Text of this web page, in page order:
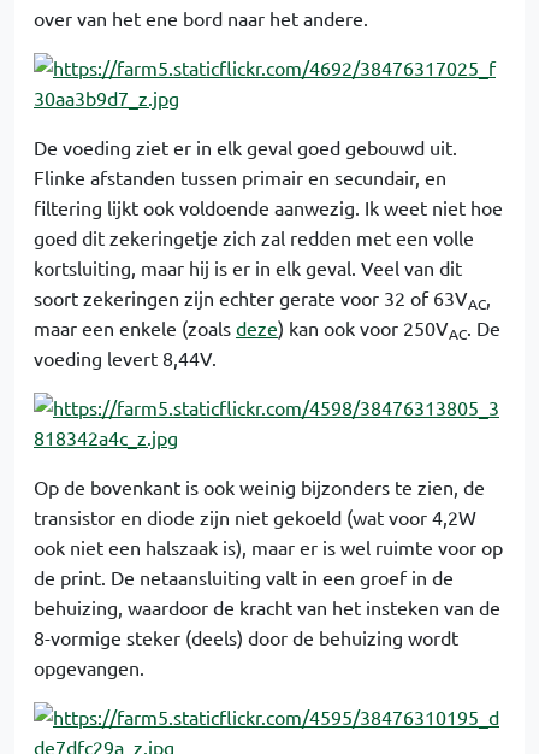
over van het ene bord naar het andere.
De voeding ziet er in elk geval goed gebouwd uit.
Flinke afstanden tussen primair en secundair, en
filtering lijkt ook voldoende aanwezig. Ik weet niet hoe
goed dit zekeringetje zich zal redden met een volle
kortsluiting, maar hij is er in elk geval. Veel van dit
soort zekeringen zijn echter gerate voor 32 of 63VAC,
maar een enkele (zoals deze) kan ook voor 250VAC. De
voeding levert 8,44V.
Op de bovenkant is ook weinig bijzonders te zien, de
transistor en diode zijn niet gekoeld (wat voor 4,2W
ook niet een halszaak is), maar er is wel ruimte voor op
de print. De netaansluiting valt in een groef in de
behuizing, waardoor de kracht van het insteken van de
8-vormige steker (deels) door de behuizing wordt
opgevangen.